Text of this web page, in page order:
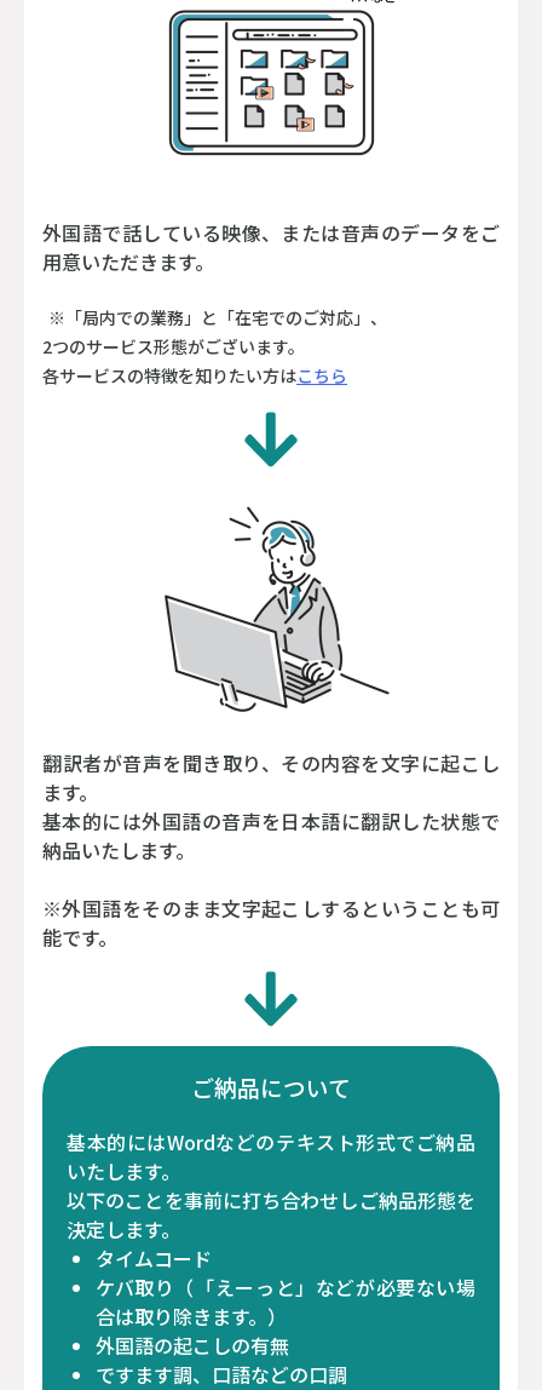
外国語で話している映像、または音声のデータをご
用意いただきます。
※「局内での業務」と「在宅でのご対応」、
2つのサービス形態がございます。
各サービスの特徴を知りたい方はこちら
翻訳者が音声を聞き取り、その内容を文字に起こし
ます。
基本的には外国語の音声を日本語に翻訳した状態で
納品いたします。
※外国語をそのまま文字起こしするということも可
能です。
ご納品について
基本的にはWordなどのテキスト形式でご納品
いたします。
以下のことを事前に打ち合わせしご納品形態を
決定します。
タイムコード
ケバ取り（「えーっと」などが必要ない場
合は取り除きます。）
外国語の起こしの有無
ですます調、口語などの口調